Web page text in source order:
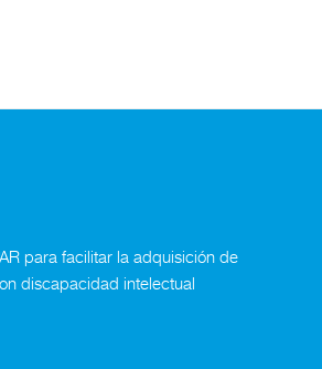
para facilitar la adquisición de
discapacidad intelectual